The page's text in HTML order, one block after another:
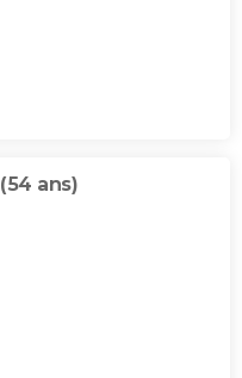
(54 ans)